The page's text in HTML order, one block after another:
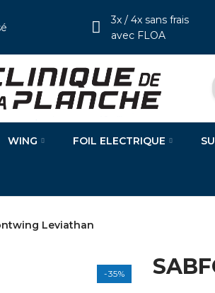
3x / 4x sans frais
avec FLOA
WING FOIL ELECTRIQUE
Leviathan
-35%